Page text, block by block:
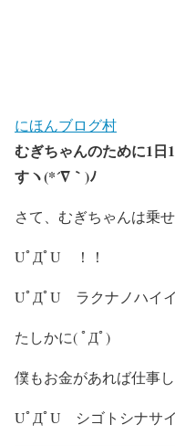
にほんブログ村
むぎちゃんのために1日
すヽ(*´∇｀)ﾉ
さて、むぎちゃんは乗
UﾟДﾟU ！！
UﾟДﾟU ラクナノハイイ
たしかに( ﾟДﾟ)
僕もお金があれば仕事
UﾟДﾟU シゴトシナサイ